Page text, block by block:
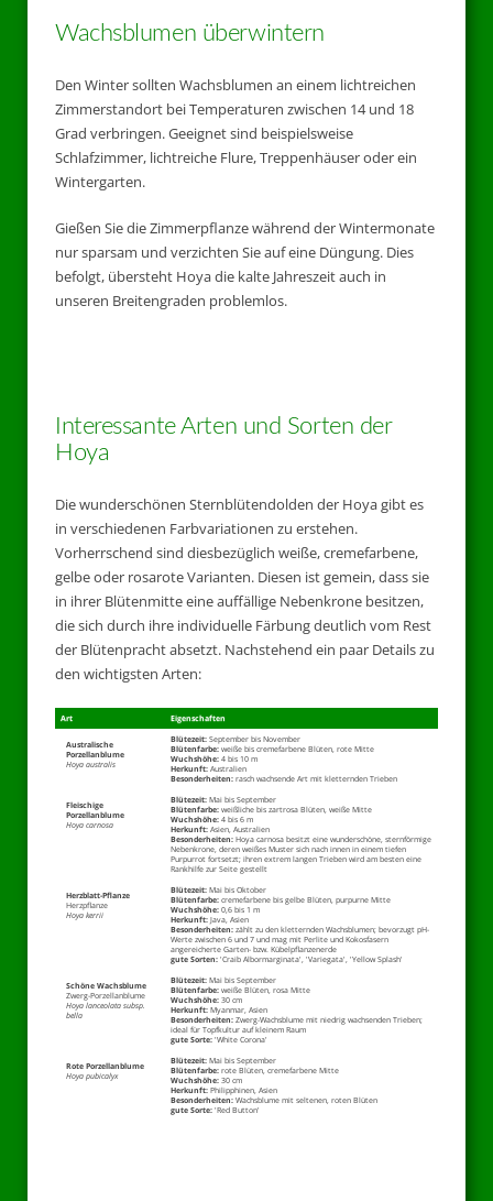
Wachsblumen überwintern
Den Winter sollten Wachsblumen an einem lichtreichen
Zimmerstandort bei Temperaturen zwischen 14 und 18
Grad verbringen. Geeignet sind beispielsweise
Schlafzimmer, lichtreiche Flure, Treppenhäuser oder ein
Wintergarten.
Gießen Sie die Zimmerpflanze während der Wintermonate
nur sparsam und verzichten Sie auf eine Düngung. Dies
befolgt, übersteht Hoya die kalte Jahreszeit auch in
unseren Breitengraden problemlos.
Interessante Arten und Sorten der
Hoya
Die wunderschönen Sternblütendolden der Hoya gibt es
in verschiedenen Farbvariationen zu erstehen.
Vorherrschend sind diesbezüglich weiße, cremefarbene,
gelbe oder rosarote Varianten. Diesen ist gemein, dass sie
in ihrer Blütenmitte eine auffällige Nebenkrone besitzen,
die sich durch ihre individuelle Färbung deutlich vom Rest
der Blütenpracht absetzt. Nachstehend ein paar Details zu
den wichtigsten Arten:
Art Eigenschaften
Australische
Porzellanblume
Hoya australis
Blütezeit: September bis November
Blütenfarbe: weiße bis cremefarbene Blüten, rote Mitte
Wuchshöhe: 4 bis 10 m
Herkunft: Australien
Besonderheiten: rasch wachsende Art mit kletternden Trieben
Fleischige
Porzellanblume
Hoya carnosa
Blütezeit: Mai bis September
Blütenfarbe: weißliche bis zartrosa Blüten, weiße Mitte
Wuchshöhe: 4 bis 6 m
Herkunft: Asien, Australien
Besonderheiten: Hoya carnosa besitzt eine wunderschöne, sternförmige
Nebenkrone, deren weißes Muster sich nach innen in einem tiefen
Purpurrot fortsetzt; ihren extrem langen Trieben wird am besten eine
Rankhilfe zur Seite gestellt
Herzblatt-Pflanze
Herzpflanze
Hoya kerrii
Blütezeit: Mai bis Oktober
Blütenfarbe: cremefarbene bis gelbe Blüten, purpurne Mitte
Wuchshöhe: 0,6 bis 1 m
Herkunft: Java, Asien
Besonderheiten: zählt zu den kletternden Wachsblumen; bevorzugt pH-
Werte zwischen 6 und 7 und mag mit Perlite und Kokosfasern
angereicherte Garten- bzw. Kübelpflanzenerde
gute Sorten: 'Craib Albormarginata', 'Variegata', 'Yellow Splash'
Schöne Wachsblume
Zwerg-Porzellanblume
Hoya lanceolata subsp.
bella
Blütezeit: Mai bis September
Blütenfarbe: weiße Blüten, rosa Mitte
Wuchshöhe: 30 cm
Herkunft: Myanmar, Asien
Besonderheiten: Zwerg-Wachsblume mit niedrig wachsenden Trieben;
ideal für Topfkultur auf kleinem Raum
gute Sorte: 'White Corona'
Rote Porzellanblume
Hoya pubicalyx
Blütezeit: Mai bis September
Blütenfarbe: rote Blüten, cremefarbene Mitte
Wuchshöhe: 30 cm
Herkunft: Philipphinen, Asien
Besonderheiten: Wachsblume mit seltenen, roten Blüten
gute Sorte: 'Red Button'